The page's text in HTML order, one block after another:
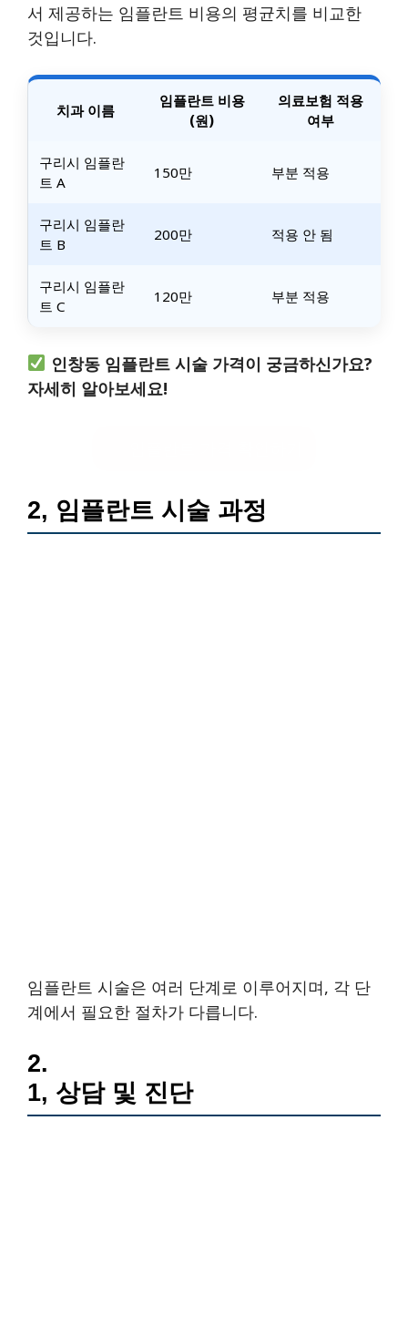
서 제공하는 임플란트 비용의 평균치를 비교한
것입니다.
치과 이름
임플란트 비용
(원)
의료보험 적용
여부
구리시 임플란
트 A
150만 부분 적용
구리시 임플란
트 B
200만 적용 안 됨
구리시 임플란
트 C
120만 부분 적용
인창동 임플란트 시술 가격이 궁금하신가요?
자세히 알아보세요!
2, 임플란트 시술 과정
임플란트 시술은 여러 단계로 이루어지며, 각 단
계에서 필요한 절차가 다릅니다.
2.
1, 상담 및 진단